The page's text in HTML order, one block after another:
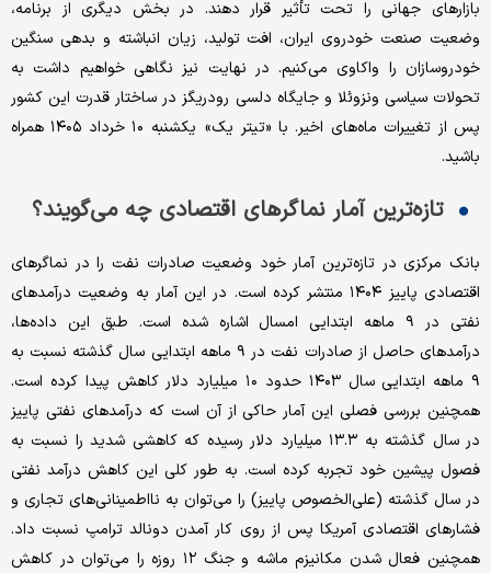
بازارهای جهانی را تحت تأثیر قرار دهند. در بخش دیگری از برنامه،
وضعیت صنعت خودروی ایران، افت تولید، زیان انباشته و بدهی سنگین
خودروسازان را واکاوی می‌کنیم. در نهایت نیز نگاهی خواهیم داشت به
تحولات سیاسی ونزوئلا و جایگاه دلسی رودریگز در ساختار قدرت این کشور
پس از تغییرات ماه‌های اخیر. با «تیتر یک» یکشنبه ۱۰ خرداد ۱۴۰۵ همراه
باشید.
تازه‌ترین آمار نماگرهای اقتصادی چه می‌گویند؟
بانک مرکزی در تازه‌ترین آمار خود وضعیت صادرات نفت را در نماگرهای
اقتصادی پاییز ۱۴۰۴ منتشر کرده است. در این آمار به وضعیت درآمدهای
نفتی در ۹ ماهه ابتدایی امسال اشاره شده است. طبق این داده‌ها،
درآمدهای حاصل از صادرات نفت در ۹ ماهه ابتدایی سال گذشته نسبت به
۹ ماهه ابتدایی سال ۱۴۰۳ حدود ۱۰ میلیارد دلار کاهش پیدا کرده است.
همچنین بررسی فصلی این آمار حاکی از آن است که درآمدهای نفتی پاییز
در سال گذشته به ۱۳.۳ میلیارد دلار رسیده که کاهشی شدید را نسبت به
فصول پیشین خود تجربه کرده است. به طور کلی این کاهش درآمد نفتی
در سال گذشته (علی‌الخصوص پاییز) را می‌توان به نااطمینانی‌های تجاری و
فشارهای اقتصادی آمریکا پس از روی کار آمدن دونالد ترامپ نسبت داد.
همچنین فعال شدن مکانیزم ماشه و جنگ ۱۲ روزه را می‌توان در کاهش